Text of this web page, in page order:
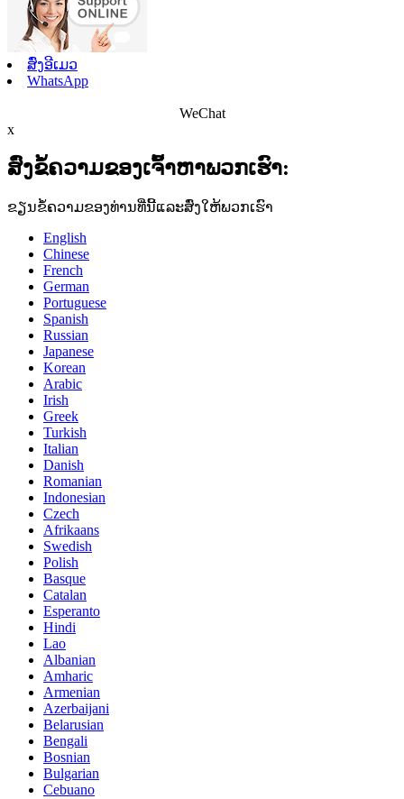
ສົ່ງອີເມວ
WhatsApp
WeChat
x
ສົ່ງຂໍ້ຄວາມຂອງເຈົ້າຫາພວກເຮົາ:
ຂຽນຂໍ້ຄວາມຂອງທ່ານທີ່ນີ້ແລະສົ່ງໃຫ້ພວກເຮົາ
English
Chinese
French
German
Portuguese
Spanish
Russian
Japanese
Korean
Arabic
Irish
Greek
Turkish
Italian
Danish
Romanian
Indonesian
Czech
Afrikaans
Swedish
Polish
Basque
Catalan
Esperanto
Hindi
Lao
Albanian
Amharic
Armenian
Azerbaijani
Belarusian
Bengali
Bosnian
Bulgarian
Cebuano